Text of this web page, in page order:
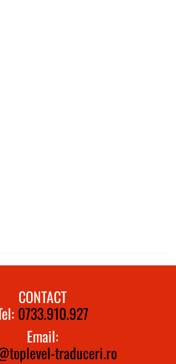
CONTACT
0733.910.927
Email:
traduceri.ro